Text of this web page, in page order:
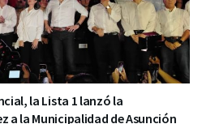
la Lista 1 lanzó la
a la Municipalidad de Asunción